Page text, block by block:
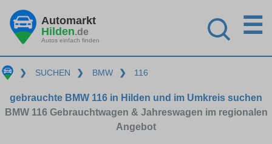
Automarkt
Hilden.de
Autos einfach finden
☰
❯ SUCHEN ❯ BMW ❯ 116
gebrauchte BMW 116 in Hilden und im Umkreis suchen
BMW 116 Gebrauchtwagen & Jahreswagen im regionalen
Angebot